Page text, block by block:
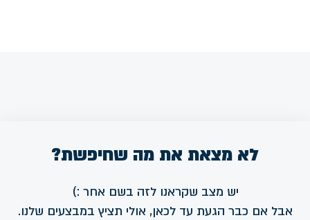
לא מצאת את מה שחיפשת?
יש מצב שקראנו לזה בשם אחר :)
אבל אם כבר הגעת עד לכאן, אולי תציץ במבצעים שלנו.